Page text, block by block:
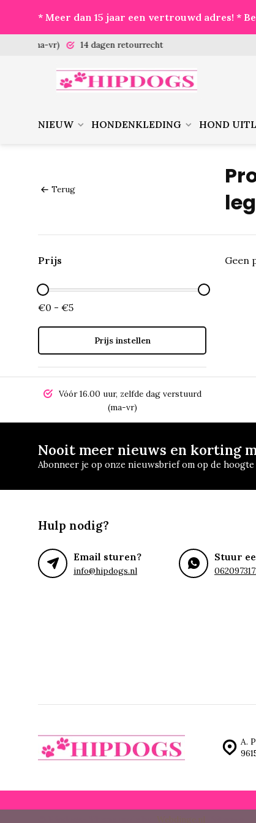
* Meer dan 15 jaar een vertrouwd adres! *
14 dagen retourrecht
NIEUW HONDENKLEDING HOND
Terug
Prijs
€0 - €5
Prijs instellen
Geen
Vóór 16.00 uur, zelfde dag verstuurd
(ma-vr)
Nooit meer nieuws en korting
Abonneer je op onze nieuwsbrief om op de
Hulp nodig?
Email sturen?
info@hipdogs.nl
Stuur
A.